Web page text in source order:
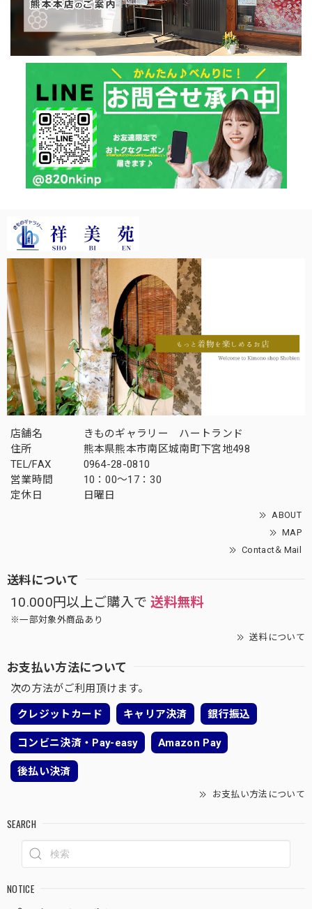
店舗名
きものギャラリー ハートランド
住所
熊本県熊本市南区城南町下宮地498
TEL/FAX
0964-28-0810
営業時間
10：00～17：30
定休日
日曜日
ABOUT
MAP
Contact＆Mail
送料について
10.000円以上ご購入で 送料無料
※一部対象外商品あり
送料について
お支払い方法について
次の方法がご利用頂けます。
クレジットカード キャリア決済 銀行振込
コンビニ決済・Pay-easy Amazon Pay
後払い決済
お支払い方法について
SEARCH
NOTICE